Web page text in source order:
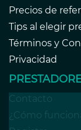
Precios de
Tips al elegir
Términos y
Privacidad
Contacto
¿Cómo